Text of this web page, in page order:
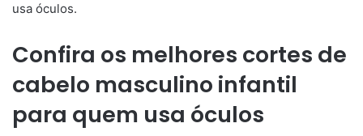
usa óculos.
Confira os melhores cortes de
cabelo masculino infantil
para quem usa óculos